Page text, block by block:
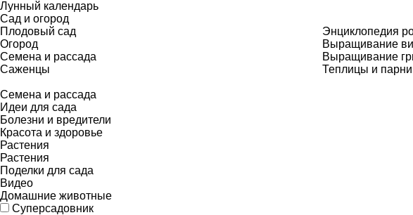
Лунный календарь
Сад и огород
Плодовый сад
Огород
Семена и рассада
Саженцы
Энциклопедия
Выращивание
Выращивание
Теплицы и
Семена и рассада
Идеи для сада
Болезни и вредители
Красота и здоровье
Растения
Растения
Поделки для сада
Видео
Домашние животные
Суперсадовник